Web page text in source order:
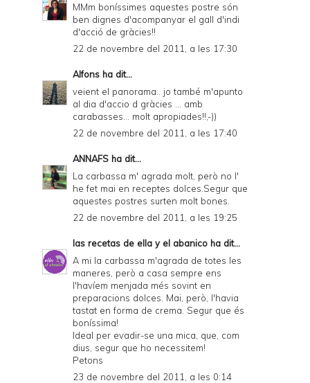
MMm boníssimes aquestes postre són
ben dignes d'acompanyar el gall d'indi
d'acció de gràcies!!
22 de novembre del 2011, a les 17:30
Alfons ha dit...
veient el panorama.. jo també m'apunto
al dia d'accio d gràcies ... amb
carabasses... molt apropiades!!,-))
22 de novembre del 2011, a les 17:40
ANNAFS ha dit...
La carbassa m' agrada molt, però no l'
he fet mai en receptes dolces.Segur que
aquestes postres surten molt bones.
22 de novembre del 2011, a les 19:25
las recetas de ella y el abanico ha dit...
A mi la carbassa m'agrada de totes les
maneres, però a casa sempre ens
l'havíem menjada més sovint en
preparacions dolces. Mai, però, l'havia
tastat en forma de crema. Segur que és
boníssima!
Ideal per evadir-se una mica, que, com
dius, segur que ho necessitem!
Petons
23 de novembre del 2011, a les 0:14